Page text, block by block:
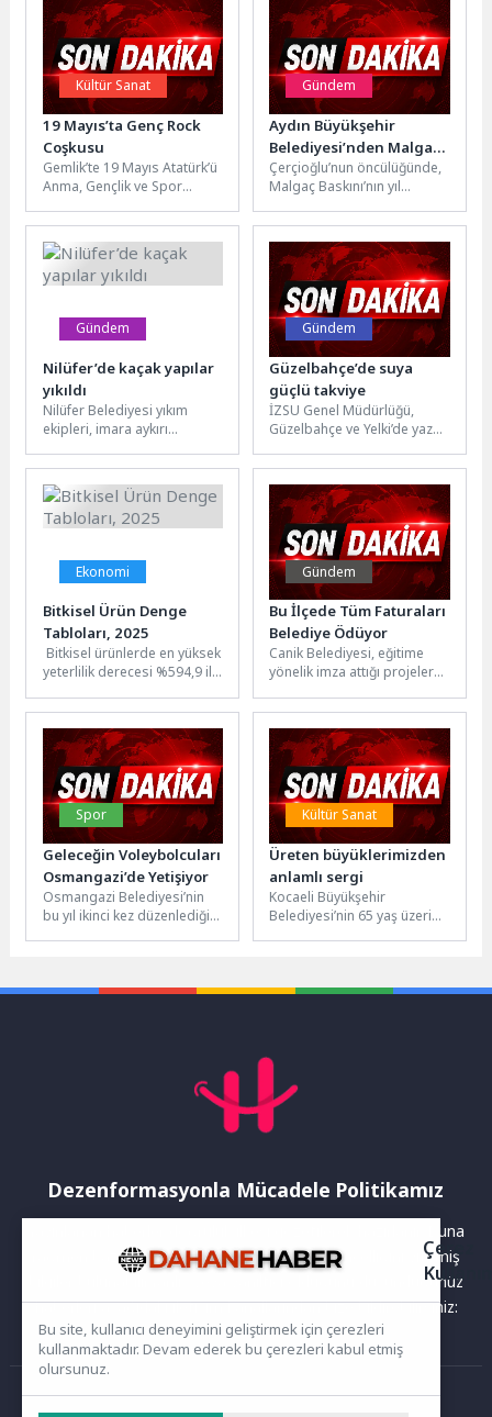
Kültür Sanat
19 Mayıs’ta Genç Rock
Coşkusu
Gemlik’te 19 Mayıs Atatürk’ü
Anma, Gençlik ve Spor
Rock Festivali ile büyük...
Gündem
Aydın Büyükşehir
Belediyesi’nden Malgaç
Baskını’nın Yıl
Dönümünde Anlamlı
Yürüyüş
Çerçioğlu’nun öncülüğünde,
Malgaç Baskını’nın yıl
anlamlı bir anma programı
düzenlendi.Etkinlik
kapsamında Aydın
Büyükşehir...
Gündem
Nilüfer’de kaçak yapılar
yıkıldı
Nilüfer Belediyesi yıkım
ekipleri, imara aykırı
kapsamında Demirci ve
Alaaddinbey Mahallesi’nde
tespit edilen...
Gündem
Güzelbahçe’de suya
güçlü takviye
İZSU Genel Müdürlüğü,
Güzelbahçe ve Yelki’de yaz
ve debi sorunlarını çözmek...
Ekonomi
Bitkisel Ürün Denge
Tabloları, 2025
Bitkisel ürünlerde en yüksek
yeterlilik derecesi %594,9 ile
gerçekleştiTahıl ürünleri
toplamı için...
Gündem
Bu İlçede Tüm Faturaları
Belediye Ödüyor
Canik Belediyesi, eğitime
yönelik imza attığı projelere
aile bütçesine katkı sunan...
Spor
Geleceğin Voleybolcuları
Osmangazi’de Yetişiyor
Osmangazi Belediyesi’nin
bu yıl ikinci kez düzenlediği
Kültür Sanat
Üreten büyüklerimizden
anlamlı sergi
Kocaeli Büyükşehir
Belediyesi’nin 65 yaş üzeri
Dezenformasyonla Mücadele Politikamız
Yayınlanan haberler doğruluk ilkesi gözetilerek hazırlanır. Buna
rağmen bazı içeriklerde eksik, hatalı veya güncelliğini yitirmiş
bilgiler bulunabilir.Yanlış veya yanıltıcı olduğunu düşündüğünüz
haberleri aşağıdaki iletişim kanallarından bize bildirebilirsiniz:
Ana Sayfa
Çerez
Bu site, kullanıcı deneyimini geliştirmek için çerezleri
kullanmaktadır. Devam ederek bu çerezleri kabul etmiş
olursunuz.